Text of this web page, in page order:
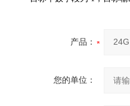
产品：
您的单位：